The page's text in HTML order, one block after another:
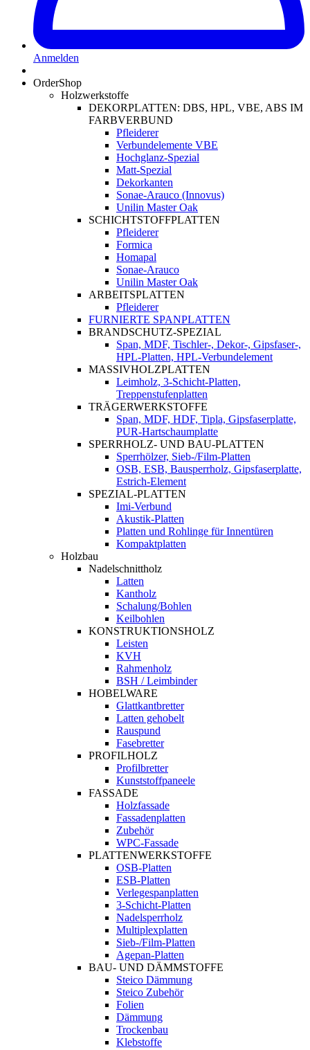
Anmelden
OrderShop
Holzwerkstoffe
DEKORPLATTEN: DBS, HPL, VBE, ABS IM
FARBVERBUND
Pfleiderer
Verbundelemente VBE
Hochglanz-Spezial
Matt-Spezial
Dekorkanten
Sonae-Arauco (Innovus)
Unilin Master Oak
SCHICHTSTOFFPLATTEN
Pfleiderer
Formica
Homapal
Sonae-Arauco
Unilin Master Oak
ARBEITSPLATTEN
Pfleiderer
FURNIERTE SPANPLATTEN
BRANDSCHUTZ-SPEZIAL
Span, MDF, Tischler-, Dekor-, Gipsfaser-,
HPL-Platten, HPL-Verbundelement
MASSIVHOLZPLATTEN
Leimholz, 3-Schicht-Platten,
Treppenstufenplatten
TRÄGERWERKSTOFFE
Span, MDF, HDF, Tipla, Gipsfaserplatte,
PUR-Hartschaumplatte
SPERRHOLZ- UND BAU-PLATTEN
Sperrhölzer, Sieb-/Film-Platten
OSB, ESB, Bausperrholz, Gipsfaserplatte,
Estrich-Element
SPEZIAL-PLATTEN
Imi-Verbund
Akustik-Platten
Platten und Rohlinge für Innentüren
Kompaktplatten
Holzbau
Nadelschnittholz
Latten
Kantholz
Schalung/Bohlen
Keilbohlen
KONSTRUKTIONSHOLZ
Leisten
KVH
Rahmenholz
BSH / Leimbinder
HOBELWARE
Glattkantbretter
Latten gehobelt
Rauspund
Fasebretter
PROFILHOLZ
Profilbretter
Kunststoffpaneele
FASSADE
Holzfassade
Fassadenplatten
Zubehör
WPC-Fassade
PLATTENWERKSTOFFE
OSB-Platten
ESB-Platten
Verlegespanplatten
3-Schicht-Platten
Nadelsperrholz
Multiplexplatten
Sieb-/Film-Platten
Agepan-Platten
BAU- UND DÄMMSTOFFE
Steico Dämmung
Steico Zubehör
Folien
Dämmung
Trockenbau
Klebstoffe